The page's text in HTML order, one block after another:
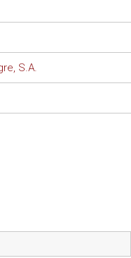
S.A.